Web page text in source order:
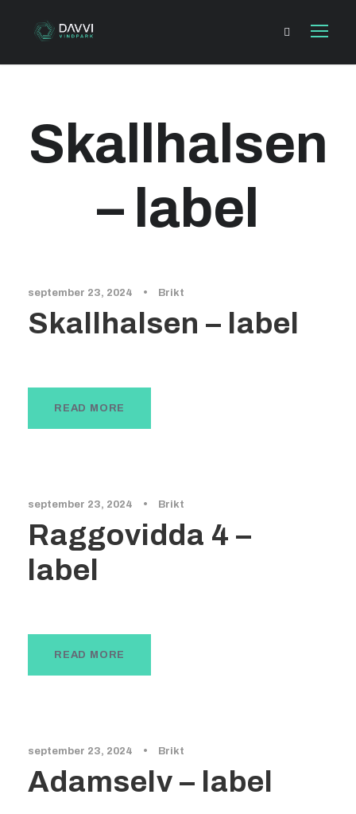
Skallhalsen
– label
september 23, 2024 • Brikt
Skallhalsen – label
READ MORE
september 23, 2024 • Brikt
Raggovidda 4 –
label
READ MORE
september 23, 2024 • Brikt
Adamselv – label